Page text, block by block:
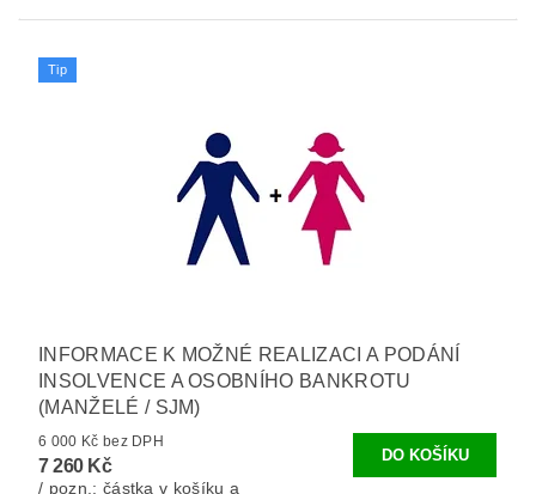
Tip
INFORMACE K MOŽNÉ REALIZACI A PODÁNÍ
INSOLVENCE A OSOBNÍHO BANKROTU
(MANŽELÉ / SJM)
6 000 Kč bez DPH
7 260 Kč
/ pozn.: částka v košíku a